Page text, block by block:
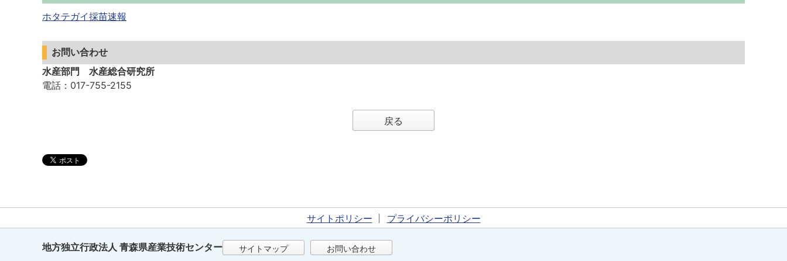
ホタテガイ採苗速報
お問い合わせ
水産部門 水産総合研究所
電話 ：017-755-2155
戻る
サイトポリシー プライバシーポリシー
地方独立行政法人 青森県産業技術センター サイトマップ お問い合わせ